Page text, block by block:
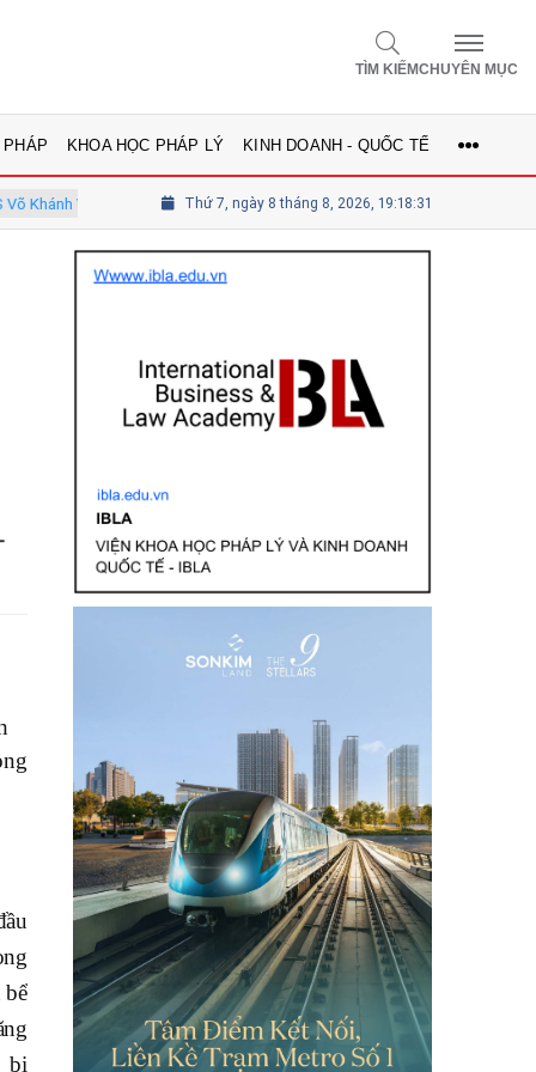
TÌM KIẾMCHUYÊN MỤC
KHOA HỌC PHÁP LÝ KINH DOANH - QUỐC TẾ
viên Hội đồng Tổng biên tập Lê Thị Mai Phương - Ủy viên
Thứ 7, ngày 8 tháng 8, 2026, 19:18:32
bể
bị